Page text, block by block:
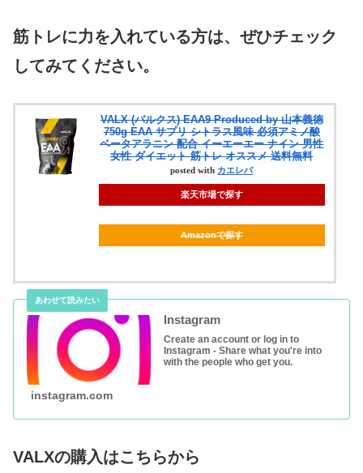
筋トレに力を入れている方は、ぜひチェック
してみてください。
VALX (バルクス) EAA9 Produced by 山本義徳
750g EAA サプリ シトラス風味 必須アミノ酸
ベータアラニン 配合 イーエーエー ナイン 男性
女性 ダイエット 筋トレ オススメ 送料無料
posted with カエレバ
楽天市場で探す
Amazonで探す
Instagram
Create an account or log in to
Instagram - Share what you're into
with the people who get you.
instagram.com
VALXの購入はこちらから